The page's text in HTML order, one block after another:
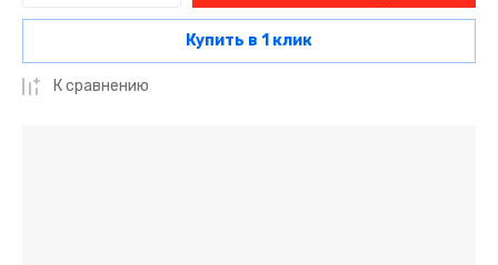
Купить в 1 клик
К сравнению